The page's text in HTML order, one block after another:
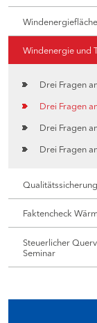
Windenergie und
Drei Fragen
Drei Fragen
Drei Fragen
Drei Fragen
Faktencheck
Steuerlicher
Seminar